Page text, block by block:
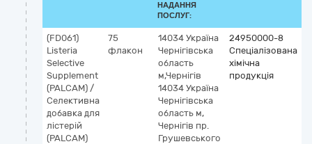
НАДАННЯ
ПОСЛУГ:
(FD061)
Listeria
Selective
Supplement
(PALCAM) /
Селективна
добавка для
лістерій
(PALCAM)
75
флакон
14034 Україна
Чернігівська
область
м,Чернігів
14034 Україна
Чернігівська
область м,
Чернігів пр.
Грушевського
24950000-8
Спеціалізована
хімічна
продукція